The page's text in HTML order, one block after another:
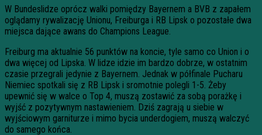
W Bundeslidze oprócz walki pomiędzy Bayernem a BVB z zapałem
oglądamy rywalizację Unionu, Freiburga i RB Lipsk o pozostałe dwa
miejsca dające awans do Champions League.
Freiburg ma aktualnie 56 punktów na koncie, tyle samo co Union i o
dwa więcej od Lipska. W lidze idzie im bardzo dobrze, w ostatnim
czasie przegrali jedynie z Bayernem. Jednak w półfinale Pucharu
Niemiec spotkali się z RB Lipsk i sromotnie polegli 1-5. Żeby
upewnić się w walce o Top 4, muszą zostawić za sobą porażkę i
wyjść z pozytywnym nastawieniem. Dziś zagrają u siebie w
wyjściowym garniturze i mimo bycia underdogiem, muszą walczyć
do samego końca.